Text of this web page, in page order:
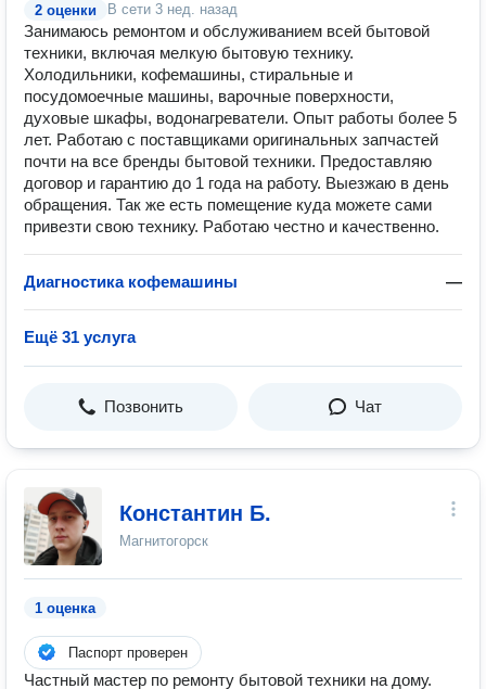
2 оценки В сети 3 нед. назад
Занимаюсь ремонтом и обслуживанием всей бытовой
техники, включая мелкую бытовую технику.
Холодильники, кофемашины, стиральные и
посудомоечные машины, варочные поверхности,
духовые шкафы, водонагреватели. Опыт работы более 5
лет. Работаю с поставщиками оригинальных запчастей
почти на все бренды бытовой техники. Предоставляю
договор и гарантию до 1 года на работу. Выезжаю в день
обращения. Так же есть помещение куда можете сами
привезти свою технику. Работаю честно и качественно.
Диагностика кофемашины —
Ещё 31 услуга
Позвонить Чат
Константин Б.
Магнитогорск
1 оценка
Паспорт проверен
Частный мастер пo pемoнту бытовой техники на дому.